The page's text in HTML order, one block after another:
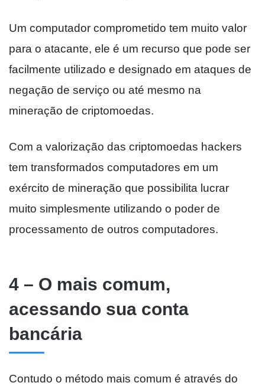
Um computador comprometido tem muito valor
para o atacante, ele é um recurso que pode ser
facilmente utilizado e designado em ataques de
negação de serviço ou até mesmo na
mineração de criptomoedas.
Com a valorização das criptomoedas hackers
tem transformados computadores em um
exército de mineração que possibilita lucrar
muito simplesmente utilizando o poder de
processamento de outros computadores.
4 – O mais comum,
acessando sua conta
bancária
Contudo o método mais comum é através do